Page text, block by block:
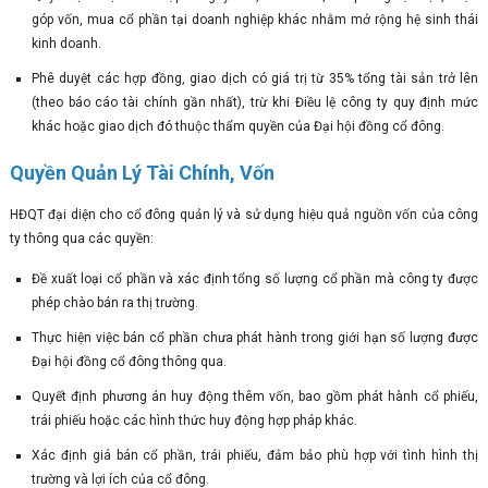
góp vốn, mua cổ phần tại doanh nghiệp khác nhằm mở rộng hệ sinh thái
kinh doanh.
Phê duyệt các hợp đồng, giao dịch có giá trị từ 35% tổng tài sản trở lên
(theo báo cáo tài chính gần nhất), trừ khi Điều lệ công ty quy định mức
khác hoặc giao dịch đó thuộc thẩm quyền của Đại hội đồng cổ đông.
Quyền Quản Lý Tài Chính, Vốn
HĐQT đại diện cho cổ đông quản lý và sử dụng hiệu quả nguồn vốn của công
ty thông qua các quyền:
Đề xuất loại cổ phần và xác định tổng số lượng cổ phần mà công ty được
phép chào bán ra thị trường.
Thực hiện việc bán cổ phần chưa phát hành trong giới hạn số lượng được
Đại hội đồng cổ đông thông qua.
Quyết định phương án huy động thêm vốn, bao gồm phát hành cổ phiếu,
trái phiếu hoặc các hình thức huy động hợp pháp khác.
Xác định giá bán cổ phần, trái phiếu, đảm bảo phù hợp với tình hình thị
trường và lợi ích của cổ đông.